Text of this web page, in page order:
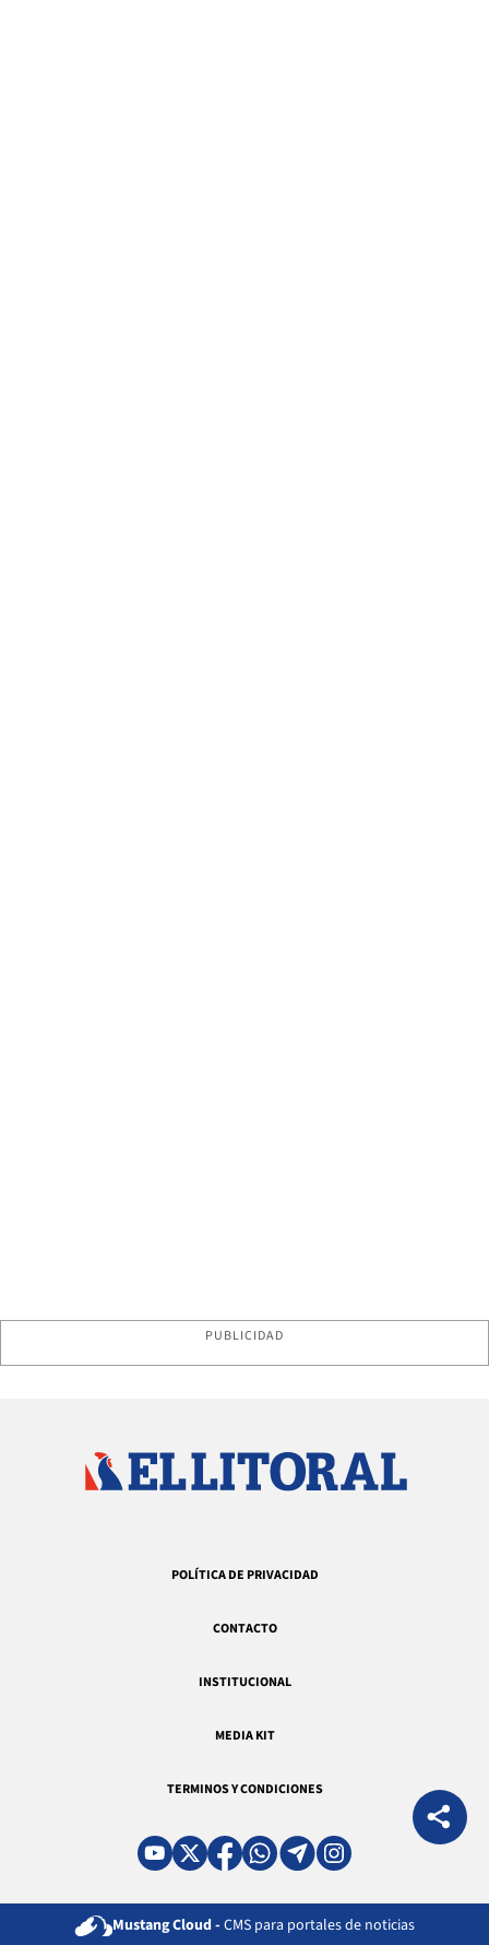
PUBLICIDAD
POLÍTICA DE PRIVACIDAD
CONTACTO
INSTITUCIONAL
MEDIA KIT
TERMINOS Y CONDICIONES
Mustang Cloud - CMS para portales de noticias